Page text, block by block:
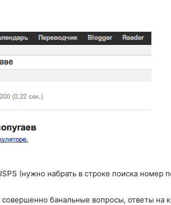
(нужно набрать в строке поиска номер
банальные вопросы, ответы на